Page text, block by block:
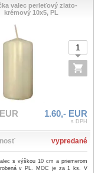
valec perleťový zlato-
krémový 10x5, PL
1.60,- EUR
s DPH
vypredané
s výškou 10 cm a priemerom
v PL. MOC je za 1 ks. V